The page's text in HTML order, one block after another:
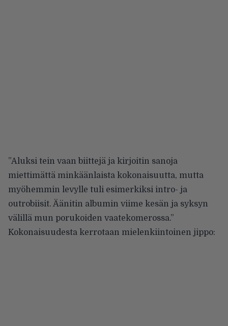
”Aluksi tein vaan biittejä ja kirjoitin sanoja
miettimättä minkäänlaista kokonaisuutta, mutta
myöhemmin levylle tuli esimerkiksi intro- ja
outrobiisit. Äänitin albumin viime kesän ja syksyn
välillä mun porukoiden vaatekomerossa.”
Kokonaisuudesta kerrotaan mielenkiintoinen jippo: